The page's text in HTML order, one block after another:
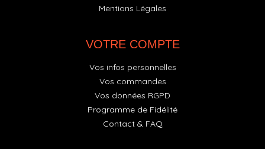
Mentions Légales
VOTRE COMPTE
Vos infos personnelles
Vos commandes
Vos données RGPD
Programme de Fidélité
Contact & FAQ